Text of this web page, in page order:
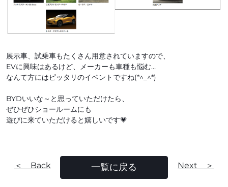
展示車、試乗車もたくさん用意されていますので、
EVに興味はあるけど、メーカーも車種も悩む…
なんて方にはピッタリのイベントですね(*^_^*)
BYDいいな～と思っていただけたら、
ぜひぜひショールームにも
遊びに来ていただけると嬉しいです💗
＜ Back 一覧に戻る Next ＞